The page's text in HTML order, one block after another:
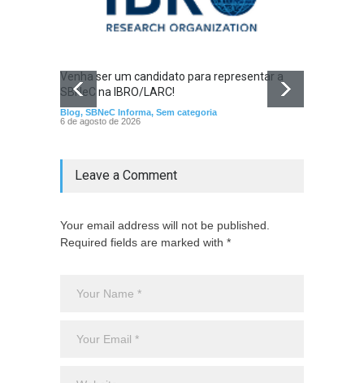
Venha ser um candidato para representar a
SBNeC na IBRO/LARC!
Blog, SBNeC Informa, Sem categoria
6 de agosto de 2026
Leave a Comment
Your email address will not be published.
Required fields are marked with *